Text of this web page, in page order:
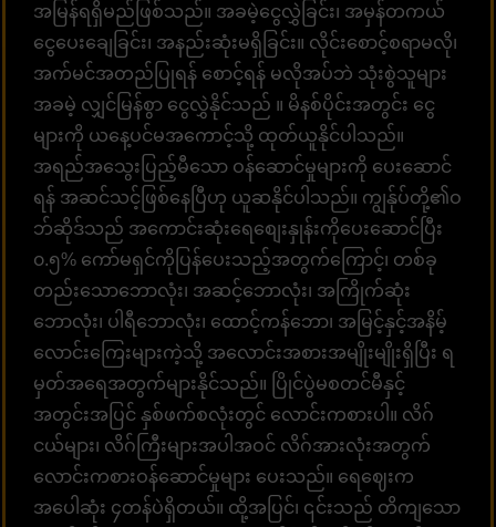
အမြန်ရရှိမည်ဖြစ်သည်။ အခမဲ့ငွေလွှဲခြင်း၊ အမှန်တကယ်
ငွေပေးချေခြင်း၊ အနည်းဆုံးမရှိခြင်း။ လိုင်းစောင့်စရာမလို၊
အက်မင်အတည်ပြုရန် စောင့်ရန် မလိုအပ်ဘဲ သုံးစွဲသူများ
အခမဲ့ လျှင်မြန်စွာ ငွေလွှဲနိုင်သည် ။ မိနစ်ပိုင်းအတွင်း ငွေ
များကို ယနေ့ပင်မအကောင့်သို့ ထုတ်ယူနိုင်ပါသည်။
အရည်အသွေးပြည့်မီသော ဝန်ဆောင်မှုများကို ပေးဆောင်
ရန် အဆင်သင့်ဖြစ်နေပြီဟု ယူဆနိုင်ပါသည်။ ကျွန်ုပ်တို့၏ဝ
ဘ်ဆိုဒ်သည် အကောင်းဆုံးရေစျေးနှုန်းကိုပေးဆောင်ပြီး
၀.၅% ကော်မရှင်ကိုပြန်ပေးသည့်အတွက်ကြောင့်၊ တစ်ခု
တည်းသောဘောလုံး၊ အဆင့်ဘောလုံး၊ အကြိုက်ဆုံး
ဘောလုံး၊ ပါရီဘောလုံး၊ ထောင့်ကန်ဘော၊ အမြင့်နှင့်အနိမ့်
လောင်းကြေးများကဲ့သို့ အလောင်းအစားအမျိုးမျိုးရှိပြီး ရ
မှတ်အရေအတွက်များနိုင်သည်။ ပြိုင်ပွဲမစတင်မီနှင့်
အတွင်းအပြင် နှစ်ဖက်စလုံးတွင် လောင်းကစားပါ။ လိဂ်
ငယ်များ၊ လိဂ်ကြီးများအပါအဝင် လိဂ်အားလုံးအတွက်
လောင်းကစားဝန်ဆောင်မှုများ ပေးသည်။ ရေဈေးက
အပေါဆုံး ၄တန်ပဲရှိတယ်။ ထို့အပြင်၊ ၎င်းသည် တိကျသော